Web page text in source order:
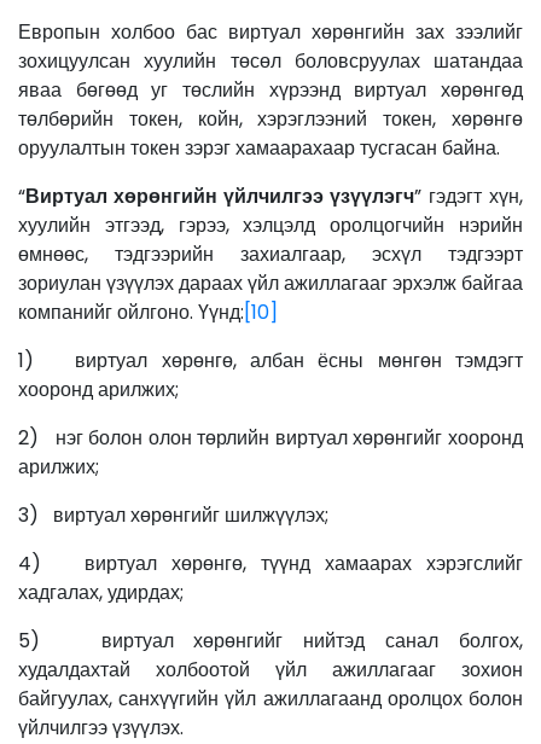
Европын холбоо бас виртуал хөрөнгийн зах зээлийг
зохицуулсан хуулийн төсөл боловсруулах шатандаа
яваа бөгөөд уг төслийн хүрээнд виртуал хөрөнгөд
төлбөрийн токен, койн, хэрэглээний токен, хөрөнгө
оруулалтын токен зэрэг хамаарахаар тусгасан байна.
“Виртуал хөрөнгийн үйлчилгээ үзүүлэгч” гэдэгт хүн,
хуулийн этгээд, гэрээ, хэлцэлд оролцогчийн нэрийн
өмнөөс, тэдгээрийн захиалгаар, эсхүл тэдгээрт
зориулан үзүүлэх дараах үйл ажиллагааг эрхэлж байгаа
компанийг ойлгоно. Үүнд:[10]
1) виртуал хөрөнгө, албан ёсны мөнгөн тэмдэгт
хооронд арилжих;
2) нэг болон олон төрлийн виртуал хөрөнгийг хооронд
арилжих;
3) виртуал хөрөнгийг шилжүүлэх;
4) виртуал хөрөнгө, түүнд хамаарах хэрэгслийг
хадгалах, удирдах;
5) виртуал хөрөнгийг нийтэд санал болгох,
худалдахтай холбоотой үйл ажиллагааг зохион
байгуулах, санхүүгийн үйл ажиллагаанд оролцох болон
үйлчилгээ үзүүлэх.